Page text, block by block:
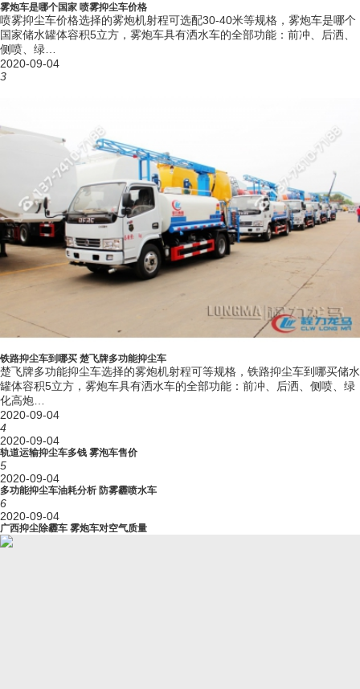
基本参数
产品型号
CLW5120GPSE6型绿化喷洒车
生产地址
湖北随州南郊汽车工业园B区5幢抑尘车专业
厂
底盘轴数
底盘轴荷 (kg) 4350/7645
整备质量 (kg)
4720
总质量 (kg)
11995
额定载质量
(kg)
7080
接近角/离去
角 (°)
20/13
前悬/后悬
(mm)
1130/2300
准乘人数 (人)
轮胎规格
245/70R19.5，8.25R20
轮胎数量 (个) 6+1(备胎)
弹簧片数 (前/
8/10+7,12/12+9
前轮距 (mm)
排放标准
GB3847-2005,GB17691-2018国Ⅵ
D4.0NS6B170
ZD30D16-6N
雾炮车是哪个国家 喷雾抑尘车价格
喷雾抑尘车价格选择的雾炮机射程可选配30-40米等规格，雾炮车是哪个
国家储水罐体容积5立方，雾炮车具有洒水车的全部功能：前冲、后洒、
侧喷、绿…
2020-09-04
3
铁路抑尘车到哪买 楚飞牌多功能抑尘车
楚飞牌多功能抑尘车选择的雾炮机射程可等规格，铁路抑尘车到哪买储水
罐体容积5立方，雾炮车具有洒水车的全部功能：前冲、后洒、侧喷、绿
化高炮…
2020-09-04
4
2020-09-04
轨道运输抑尘车多钱 雾泡车售价
5
2020-09-04
多功能抑尘车油耗分析 防雾霾喷水车
6
2020-09-04
广西抑尘除霾车 雾炮车对空气质量